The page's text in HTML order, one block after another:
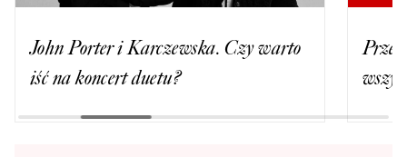
John Porter i Karczewska. Czy warto
iść na koncert duetu?